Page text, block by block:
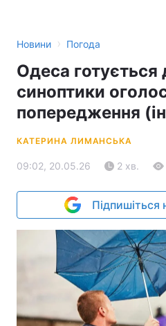
Новини › Погода
Одеса готується
синоптики
попередження
КАТЕРИНА ЛИМАНСЬКА
09:02, 20.05.26 2 хв.
Підпишіться